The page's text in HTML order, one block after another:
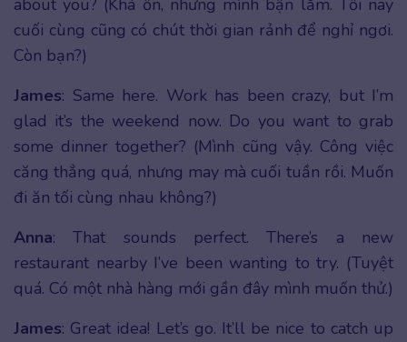
about you? (Khá ổn, nhưng mình bận lắm. Tối nay
cuối cùng cũng có chút thời gian rảnh để nghỉ ngơi.
Còn bạn?)
James: Same here. Work has been crazy, but I’m
glad it’s the weekend now. Do you want to grab
some dinner together? (Mình cũng vậy. Công việc
căng thẳng quá, nhưng may mà cuối tuần rồi. Muốn
đi ăn tối cùng nhau không?)
Anna: That sounds perfect. There’s a new
restaurant nearby I’ve been wanting to try. (Tuyệt
quá. Có một nhà hàng mới gần đây mình muốn thử.)
James: Great idea! Let’s go. It’ll be nice to catch up